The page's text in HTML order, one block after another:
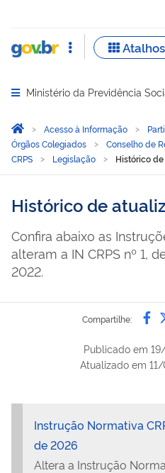
Abrir menu principal de
Ministério da Previdência
Você está aqui:
Página Inicial
Acesso à Informação
Órgãos Colegiados
Conselho de
CRPS
Legislação Histórico
Histórico de
Confira abaixo as
alteram a IN CRPS nº 1,
2022.
Compartilhe:
Publicado em
Atualizado em
Instrução Normativa
de 2026
Altera a Instrução